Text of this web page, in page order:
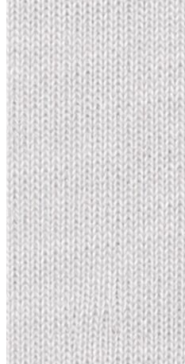
Atlet
Elbise
Eşofman Altı
Mont
Kazak
Yelek
Yağmurluk
Trenchcoat
Kaban
ERKEK
ERKEK
Jean Pantolon
Pantolon
Sweatshirt
Gömlek
Ceket
Eşofman Altı
T-shirt
Polo K.Kol
Hırka
Kazak
Mont
Kaban